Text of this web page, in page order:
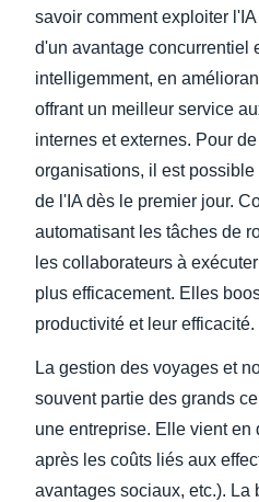
savoir comment exploiter
d'un avantage concurrentiel
intelligemment, en
offrant un meilleur service
internes et externes. Pour
organisations, il est
de l'IA dès le premier jour.
automatisant les tâches de
les collaborateurs à
plus efficacement. Elles
productivité et leur efficacité.
La gestion des voyages et
souvent partie des grands
une entreprise. Elle vient en
après les coûts liés aux
avantages sociaux, etc.). La